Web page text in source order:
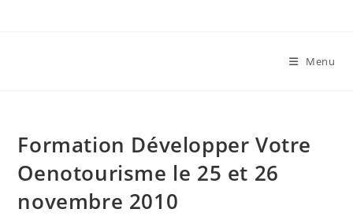
Menu
Formation Développer Votre
Oenotourisme le 25 et 26
novembre 2010